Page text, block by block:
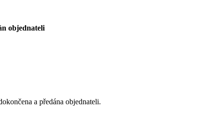
objednateli
a předána objednateli.